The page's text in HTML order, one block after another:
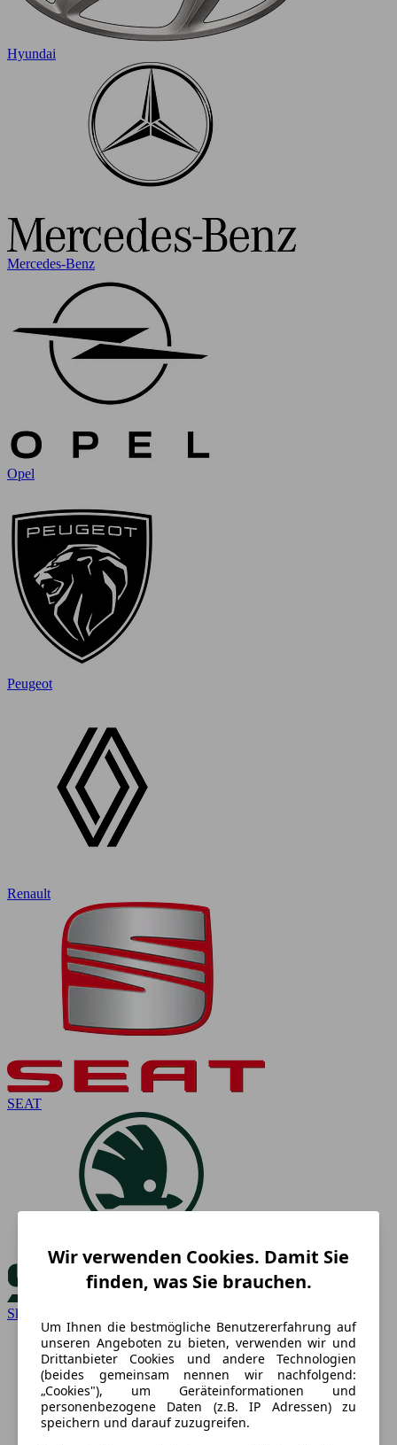
Hyundai
Mercedes-Benz
Opel
Peugeot
Renault
SEAT
Skoda
Wir verwenden Cookies. Damit Sie
finden, was Sie brauchen.
Um Ihnen die bestmögliche Benutzererfahrung auf
unseren Angeboten zu bieten, verwenden wir und
Drittanbieter Cookies und andere Technologien
(beides gemeinsam nennen wir nachfolgend:
„Cookies"), um Geräteinformationen und
personenbezogene Daten (z.B. IP Adressen) zu
speichern und darauf zuzugreifen.